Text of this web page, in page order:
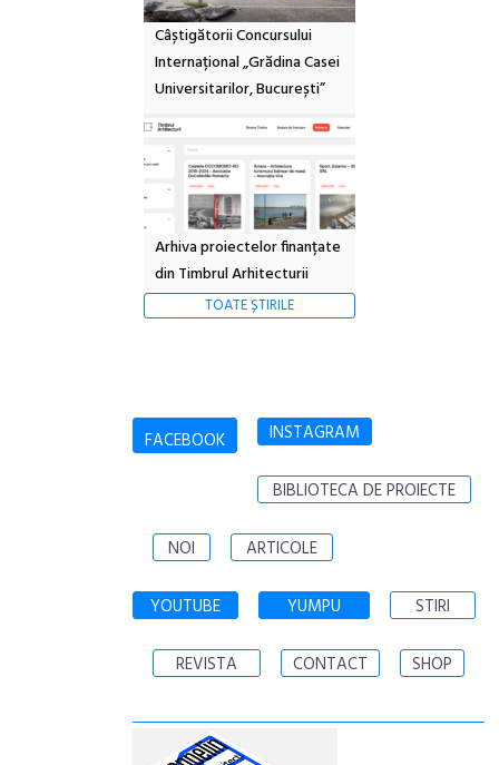
Câștigătorii Concursului
Internațional „Grădina Casei
Universitarilor, București”
Arhiva proiectelor finanțate
din Timbrul Arhitecturii
TOATE ȘTIRILE
FACEBOOK INSTAGRAM
BIBLIOTECA DE PROIECTE
NOI ARTICOLE
YOUTUBE YUMPU STIRI
REVISTA CONTACT SHOP